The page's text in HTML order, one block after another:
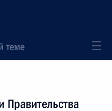
теме